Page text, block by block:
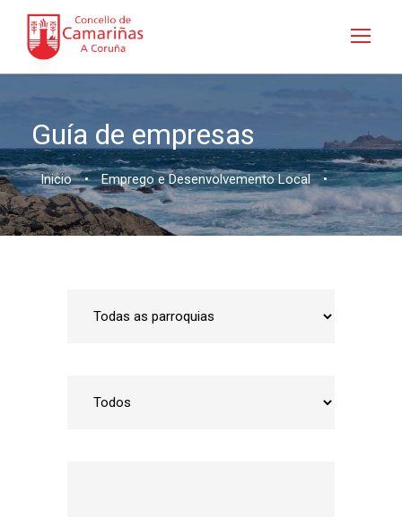
Guía de empresas
Inicio • Emprego e Desenvolvemento Local •